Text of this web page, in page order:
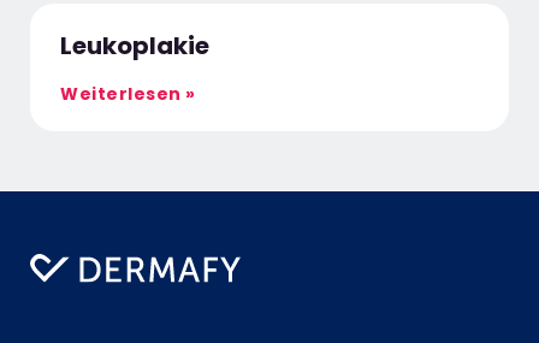
Leukoplakie
Weiterlesen »